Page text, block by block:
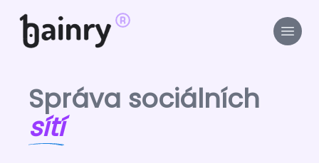
Správa sociálních
sítí